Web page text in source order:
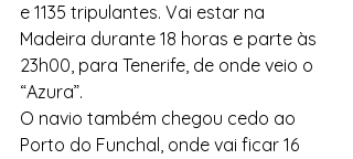
e 1135 tripulantes. Vai estar na
Madeira durante 18 horas e parte às
23h00, para Tenerife, de onde veio o
“Azura”.
O navio também chegou cedo ao
Porto do Funchal, onde vai ficar 16